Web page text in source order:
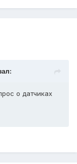
о датчиках